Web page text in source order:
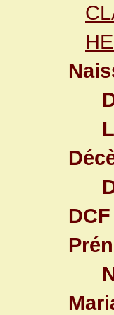
DCF